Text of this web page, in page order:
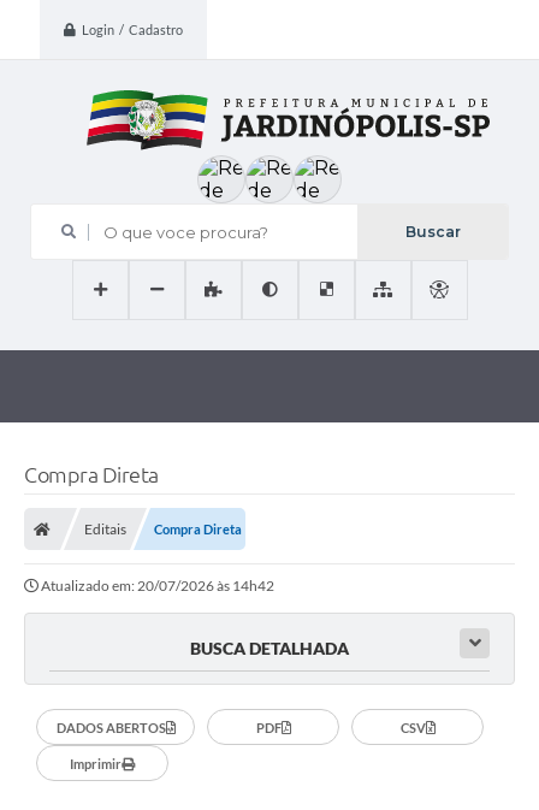
Login / Cadastro
O que voce procura?
Compra Direta
Editais Compra Direta
Atualizado em: 20/07/2026 às 14h42
BUSCA DETALHADA
DADOS ABERTOS PDF CSV
Imprimir